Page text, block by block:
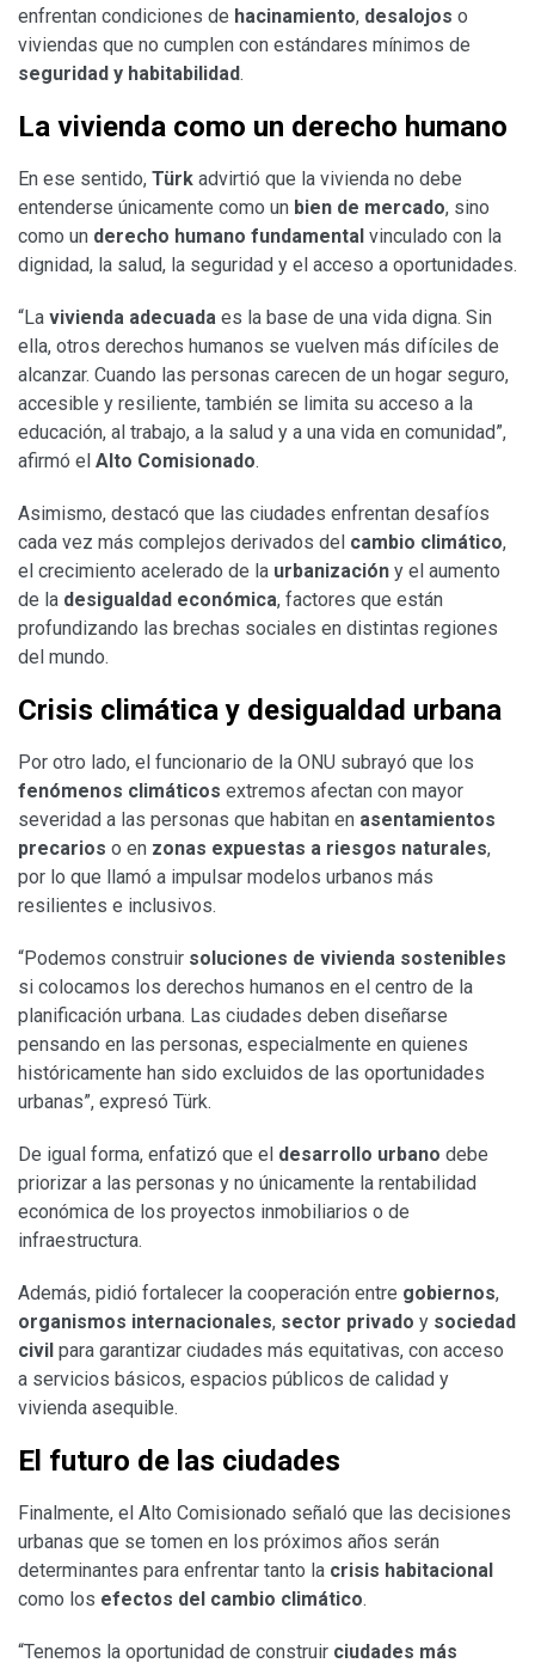
enfrentan condiciones de hacinamiento, desalojos o
viviendas que no cumplen con estándares mínimos de
seguridad y habitabilidad.
La vivienda como un derecho humano
En ese sentido, Türk advirtió que la vivienda no debe
entenderse únicamente como un bien de mercado, sino
como un derecho humano fundamental vinculado con la
dignidad, la salud, la seguridad y el acceso a oportunidades.
“La vivienda adecuada es la base de una vida digna. Sin
ella, otros derechos humanos se vuelven más difíciles de
alcanzar. Cuando las personas carecen de un hogar seguro,
accesible y resiliente, también se limita su acceso a la
educación, al trabajo, a la salud y a una vida en comunidad”,
afirmó el Alto Comisionado.
Asimismo, destacó que las ciudades enfrentan desafíos
cada vez más complejos derivados del cambio climático,
el crecimiento acelerado de la urbanización y el aumento
de la desigualdad económica, factores que están
profundizando las brechas sociales en distintas regiones
del mundo.
Crisis climática y desigualdad urbana
Por otro lado, el funcionario de la ONU subrayó que los
fenómenos climáticos extremos afectan con mayor
severidad a las personas que habitan en asentamientos
precarios o en zonas expuestas a riesgos naturales,
por lo que llamó a impulsar modelos urbanos más
resilientes e inclusivos.
“Podemos construir soluciones de vivienda sostenibles
si colocamos los derechos humanos en el centro de la
planificación urbana. Las ciudades deben diseñarse
pensando en las personas, especialmente en quienes
históricamente han sido excluidos de las oportunidades
urbanas”, expresó Türk.
De igual forma, enfatizó que el desarrollo urbano debe
priorizar a las personas y no únicamente la rentabilidad
económica de los proyectos inmobiliarios o de
infraestructura.
Además, pidió fortalecer la cooperación entre gobiernos,
organismos internacionales, sector privado y sociedad
civil para garantizar ciudades más equitativas, con acceso
a servicios básicos, espacios públicos de calidad y
vivienda asequible.
El futuro de las ciudades
Finalmente, el Alto Comisionado señaló que las decisiones
urbanas que se tomen en los próximos años serán
determinantes para enfrentar tanto la crisis habitacional
como los efectos del cambio climático.
“Tenemos la oportunidad de construir ciudades más